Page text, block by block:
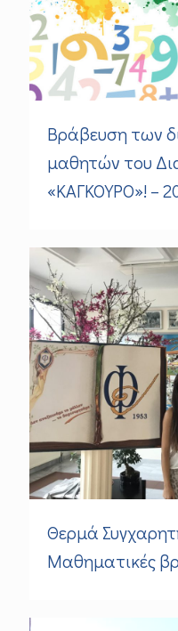
Βράβευση των
μαθητών του
«ΚΑΓΚΟΥΡΟ»! –
Θερμά
Μαθηματικές